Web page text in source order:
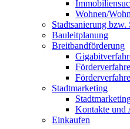
Wohnen/
Stadtsanierung
Bauleitplanung
Breitbandförderung
Stadtmarketing
Kontakte und
Einkaufen